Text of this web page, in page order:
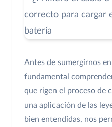
Antes de sumergirnos
fundamental
que rigen el proceso de
una aplicación de las
bien entendidas, nos